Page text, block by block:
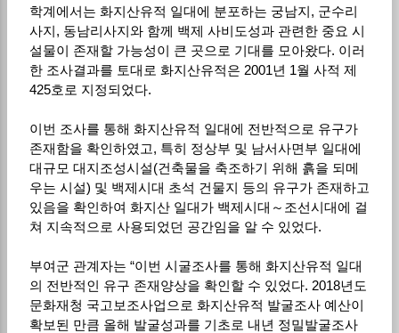
학계에서는 화지산유적 일대에 분포하는 궁남지, 군수리
사지, 동남리사지와 함께 백제 사비도성과 관련한 중요 시
설물이 존재할 가능성이 큰 곳으로 기대를 모아왔다. 이러
한 조사결과를 토대로 화지산유적은 2001년 1월 사적 제
425호로 지정되었다.
이번 조사를 통해 화지산유적 일대에 전반적으로 유구가
존재함을 확인하였고, 특히 정상부 및 남서사면부 일대에
대규모 대지조성시설(건축물을 축조하기 위해 흙을 되메
우는 시설) 및 백제시대 초석 건물지 등의 유구가 존재하고
있음을 확인하여 화지산 일대가 백제시대～조선시대에 걸
쳐 지속적으로 사용되었던 공간임을 알 수 있었다.
부여군 관계자는 “이번 시굴조사를 통해 화지산유적 일대
의 전반적인 유구 존재양상을 확인할 수 있었다. 2018년도
문화재청 국고보조사업으로 화지산유적 발굴조사 예산이
확보된 만큼 올해 발굴성과를 기초로 내년 정밀발굴조사